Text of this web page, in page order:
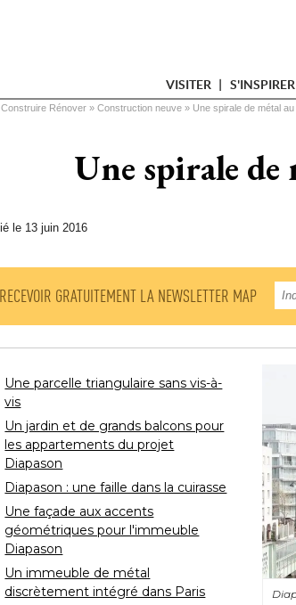
VISITER S'INSPIRER
ici
Construire Rénover » Construction neuve » Une spirale de métal
Une spirale
le 13 juin 2016
RECEVOIR GRATUITEMENT LA NEWSLETTER MAP
Une parcelle triangulaire sans vis-à-
vis
Un jardin et de grands balcons pour
les appartements du projet
Diapason
Diapason : une faille dans la cuirasse
Une façade aux accents
géométriques pour l'immeuble
Diapason
Un immeuble de métal
discrètement intégré dans Paris